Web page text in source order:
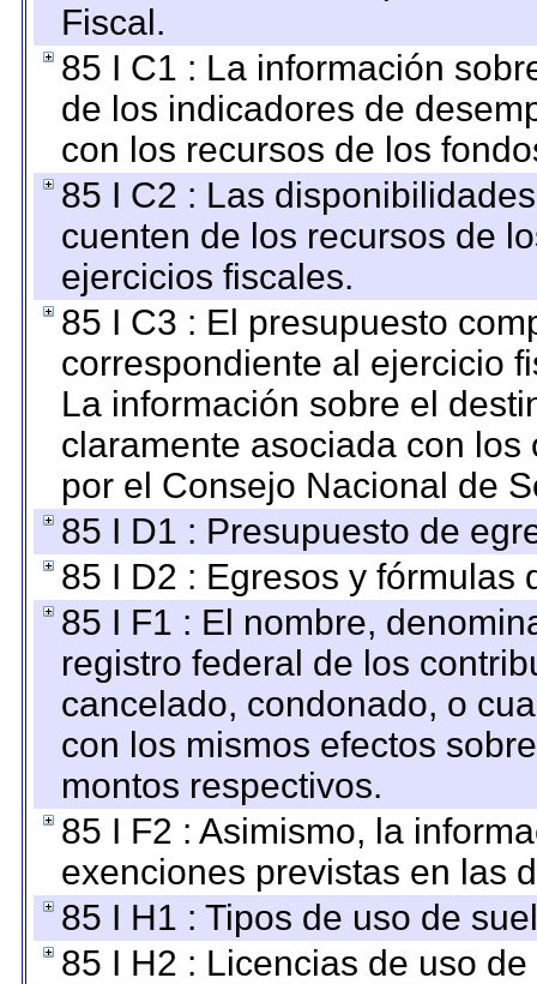
Fiscal.
85 I C1 : La información
de los indicadores de
con los recursos de los
85 I C2 : Las
cuenten de los recursos de
ejercicios fiscales.
85 I C3 : El presupuesto
correspondiente al ejercicio
La información sobre el
claramente asociada con
por el Consejo Nacional de
85 I D1 : Presupuesto de
85 I D2 : Egresos y fórmulas
85 I F1 : El nombre,
registro federal de los
cancelado, condonado, o
con los mismos efectos
montos respectivos.
85 I F2 : Asimismo, la
exenciones previstas en las
85 I H1 : Tipos de uso de
85 I H2 : Licencias de uso